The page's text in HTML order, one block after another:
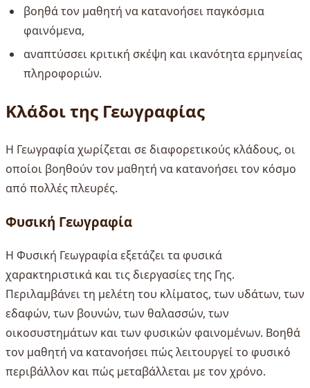
βοηθά τον μαθητή να κατανοήσει παγκόσμια
φαινόμενα,
αναπτύσσει κριτική σκέψη και ικανότητα ερμηνείας
πληροφοριών.
Κλάδοι της Γεωγραφίας
Η Γεωγραφία χωρίζεται σε διαφορετικούς κλάδους, οι
οποίοι βοηθούν τον μαθητή να κατανοήσει τον κόσμο
από πολλές πλευρές.
Φυσική Γεωγραφία
Η Φυσική Γεωγραφία εξετάζει τα φυσικά
χαρακτηριστικά και τις διεργασίες της Γης.
Περιλαμβάνει τη μελέτη του κλίματος, των υδάτων, των
εδαφών, των βουνών, των θαλασσών, των
οικοσυστημάτων και των φυσικών φαινομένων. Βοηθά
τον μαθητή να κατανοήσει πώς λειτουργεί το φυσικό
περιβάλλον και πώς μεταβάλλεται με τον χρόνο.